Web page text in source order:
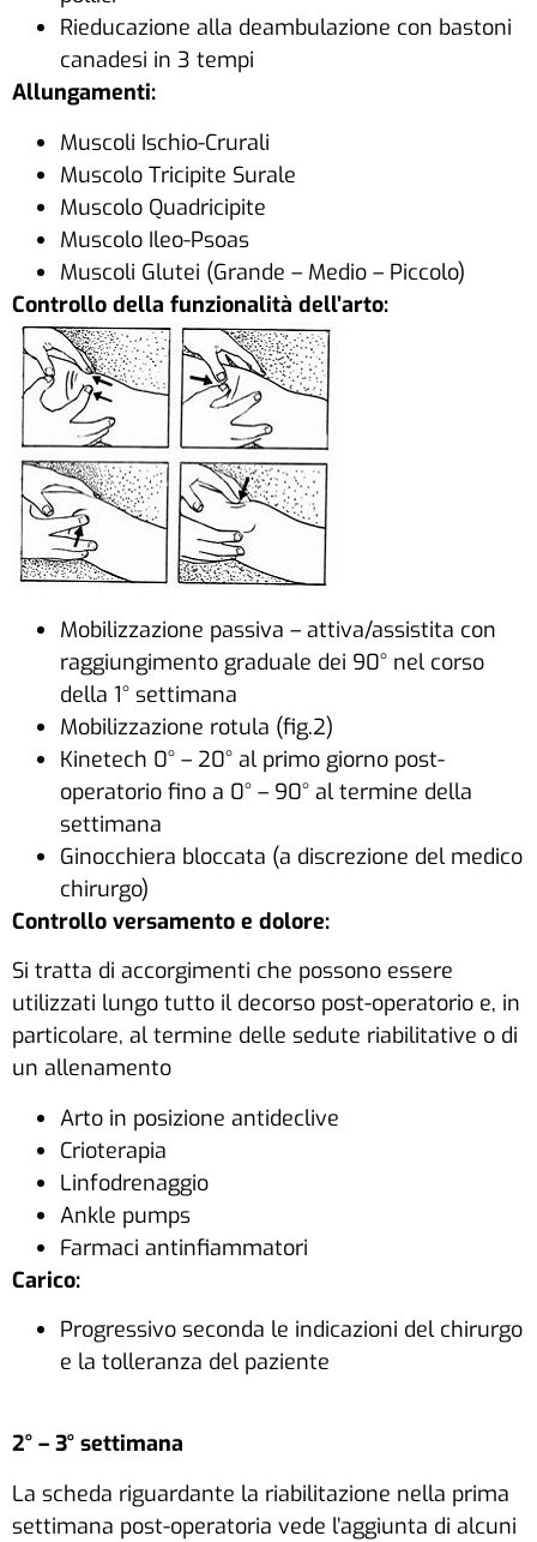
Rieducazione alla deambulazione con bastoni
canadesi in 3 tempi
Allungamenti:
Muscoli Ischio-Crurali
Muscolo Tricipite Surale
Muscolo Quadricipite
Muscolo Ileo-Psoas
Muscoli Glutei (Grande – Medio – Piccolo)
Controllo della funzionalità dell’arto:
Mobilizzazione passiva – attiva/assistita con
raggiungimento graduale dei 90° nel corso
della 1° settimana
Mobilizzazione rotula (fig.2)
Kinetech 0° – 20° al primo giorno post-
operatorio fino a 0° – 90° al termine della
settimana
Ginocchiera bloccata (a discrezione del medico
chirurgo)
Controllo versamento e dolore:
Si tratta di accorgimenti che possono essere
utilizzati lungo tutto il decorso post-operatorio e, in
particolare, al termine delle sedute riabilitative o di
un allenamento
Arto in posizione antideclive
Crioterapia
Linfodrenaggio
Ankle pumps
Farmaci antinfiammatori
Carico:
Progressivo seconda le indicazioni del chirurgo
e la tolleranza del paziente
2° – 3° settimana
La scheda riguardante la riabilitazione nella prima
settimana post-operatoria vede l’aggiunta di alcuni